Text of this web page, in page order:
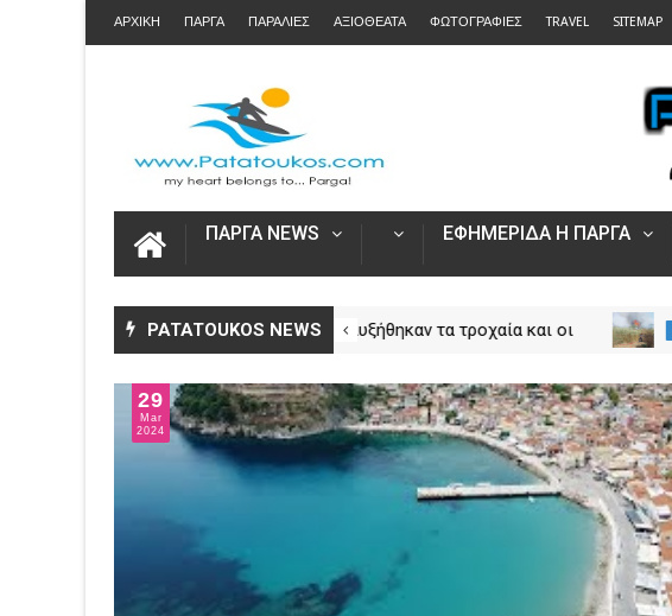
ΑΡΧΙΚΗ ΠΑΡΓΑ ΠΑΡΑΛΙΕΣ ΑΞΙΟΘΕΑΤΑ ΦΩΤΟΓΡΑΦΙΕΣ TRAVEL SITEMAP
ΠΑΡΓΑ NEWS ΕΦΗΜΕΡΙΔΑ Η ΠΑΡΓΑ
PATATOUKOS NEWS
Άνοιξε η πλατφόρμα myAGRO
για τις αγροτικές ενισχύσεις
Ενιαία Αίτηση Ενίσχυσης
NEWS
Αυξήθηκαν τα τροχαία
νεκροί στην Ήπειρο τον
29
Mar
2024